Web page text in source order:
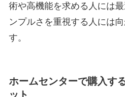
術や高機能を求める人には
ンプルさを重視する人には
す。
ホームセンターで購入す
ット